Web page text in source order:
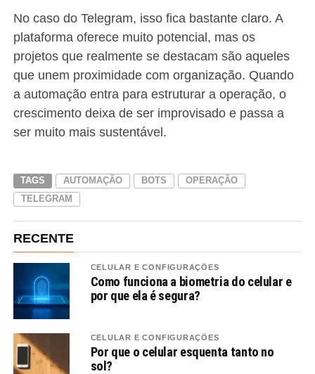
No caso do Telegram, isso fica bastante claro. A
plataforma oferece muito potencial, mas os
projetos que realmente se destacam são aqueles
que unem proximidade com organização. Quando
a automação entra para estruturar a operação, o
crescimento deixa de ser improvisado e passa a
ser muito mais sustentável.
TAGS AUTOMAÇÃO BOTS
OPERAÇÃO
TELEGRAM
RECENTE
CELULAR E CONFIGURAÇÕES
Como funciona a biometria do celular e
por que ela é segura?
CELULAR E CONFIGURAÇÕES
Por que o celular esquenta tanto no
sol?